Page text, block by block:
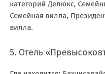
категорий Делюкс,
Семейная вилла,
вилла.
5. Отель